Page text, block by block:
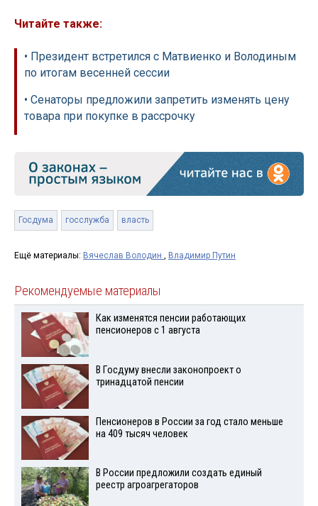
Читайте также:
• Президент встретился с Матвиенко и Володиным
по итогам весенней сессии
• Сенаторы предложили запретить изменять цену
товара при покупке в рассрочку
Госдума госслужба власть
Ещё материалы: Вячеслав Володин , Владимир Путин
Рекомендуемые материалы
Как изменятся пенсии работающих
пенсионеров с 1 августа
В Госдуму внесли законопроект о
тринадцатой пенсии
Пенсионеров в России за год стало меньше
на 409 тысяч человек
В России предложили создать единый
реестр агроагрегаторов